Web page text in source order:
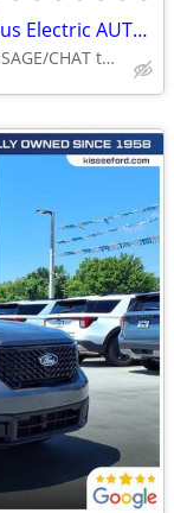
2021 Tesla Model 3 Standard Range Plus Electric AUTONATION
Call (888) 716-3204 or MESSAGE/CHAT to confirm availability